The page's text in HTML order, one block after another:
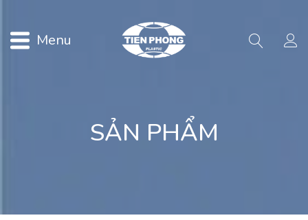
Menu
SẢN PHẨM